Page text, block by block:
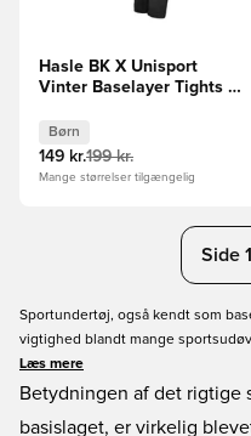
Hasle BK X Unisport
Vinter Baselayer Tights -
Børn
149 kr.199 kr.
Mange størrelser tilgængelig
Side
Sportundertøj, også kendt som
vigtighed blandt mange
blandt de yngre fodboldspillere,
måneder. Vi har gjort det nemt for
Læs mere
Betydningen af det rigtige
basislaget, er virkelig